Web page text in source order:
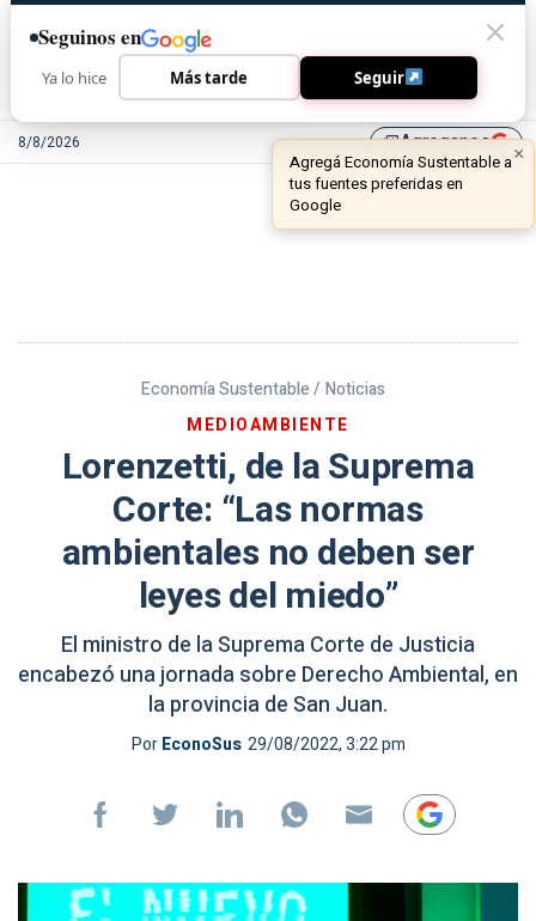
8/8/2026 library_addAgreganos
Economía Sustentable / Noticias
MEDIOAMBIENTE
Lorenzetti, de la Suprema
Corte: “Las normas
ambientales no deben ser
leyes del miedo”
El ministro de la Suprema Corte de Justicia
encabezó una jornada sobre Derecho Ambiental, en
la provincia de San Juan.
PorEconoSus 29/08/2022, 3:22 pm
Seguinos en
Ya lo hice Más tarde Seguir